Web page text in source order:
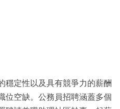
穩定性以及具有競爭力的薪酬
位空缺。公務員招聘涵蓋多個